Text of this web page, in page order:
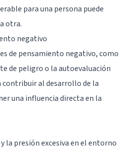
para una persona puede
otra.
negativo
de pensamiento negativo, como
de peligro o la autoevaluación
al desarrollo de la
una influencia directa en la
la presión excesiva en el entorno